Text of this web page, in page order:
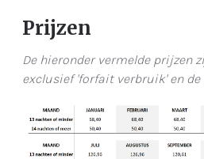
Prijzen
De hieronder vermelde prijzen
exclusief 'forfait verbruik' en de